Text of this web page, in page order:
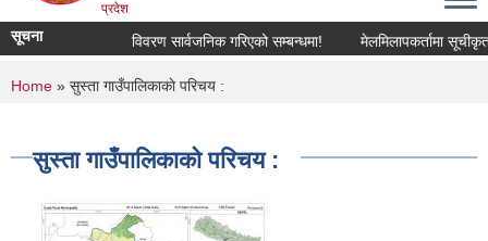
प्रदेश
सूचना विवरण सार्वजनिक गरिएको सम्बन्धमा! मेलमिलापकर्तामा सूचीकृत
You are here
Home » सुस्ता गाउँपालिकाकाे परिचय :
सुस्ता गाउँपालिकाकाे परिचय :